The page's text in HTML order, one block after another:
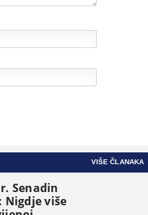
VIŠE ČLANAKA
Senadin
Nigdje više